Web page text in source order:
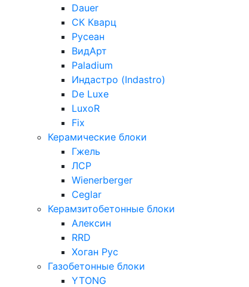
Dauer
СК Кварц
Русеан
ВидАрт
Paladium
Индастро (Indastro)
De Luxe
LuxoR
Fix
Керамические блоки
Гжель
ЛСР
Wienerberger
Ceglar
Керамзитобетонные блоки
Алексин
RRD
Хоган Рус
Газобетонные блоки
YTONG